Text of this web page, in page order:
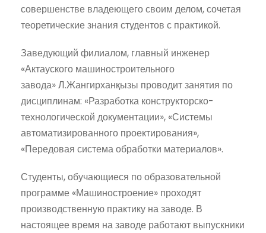
совершенстве владеющего своим делом, сочетая
теоретические знания студентов с практикой.
Заведующий филиалом, главный инженер
«Актауского машиностроительного
завода» Л.Жангирханқызы проводит занятия по
дисциплинам: «Разработка конструкторско-
технологической документации», «Системы
автоматизированного проектирования»,
«Передовая система обработки материалов».
Студенты, обучающиеся по образовательной
программе «Машиностроение» проходят
производственную практику на заводе. В
настоящее время на заводе работают выпускники